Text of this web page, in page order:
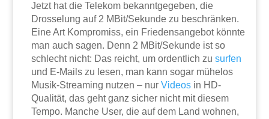
Jetzt hat die Telekom bekanntgegeben, die
Drosselung auf 2 MBit/Sekunde zu beschränken.
Eine Art Kompromiss, ein Friedensangebot könnte
man auch sagen. Denn 2 MBit/Sekunde ist so
schlecht nicht: Das reicht, um ordentlich zusurfen
und E-Mails zu lesen, man kann sogar mühelos
Musik-Streaming nutzen – nurVideos in HD-
Qualität, das geht ganz sicher nicht mit diesem
Tempo. Manche User, die auf dem Land wohnen,